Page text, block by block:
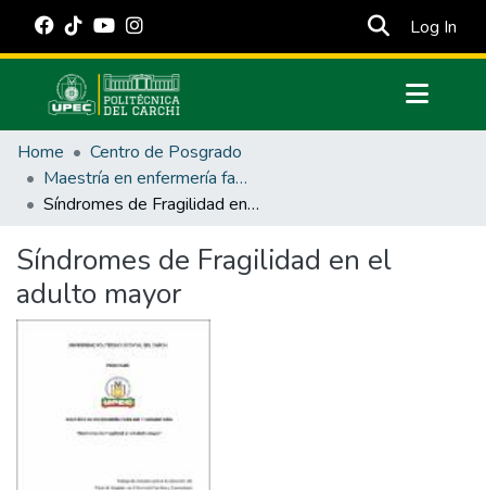
Log In
Communities & Collections
All of DSpace
Statistics
Estadísticas Externas
Manuales
Home
Centro de Posgrado
Maestría en enfermería familiar y comunitaria
Síndromes de Fragilidad en el adulto mayor
Síndromes de Fragilidad en el
adulto mayor